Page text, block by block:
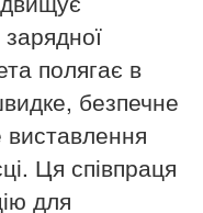
полягає в
безпечне
Ця співпраця
для